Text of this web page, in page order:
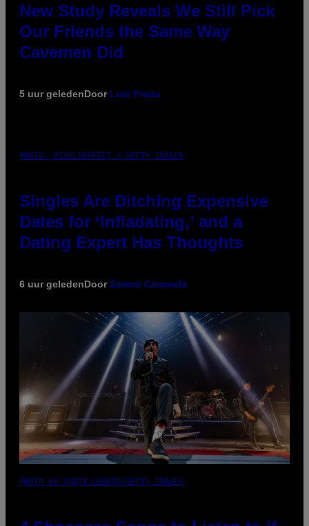
New Study Reveals We Still Pick
Our Friends the Same Way
Cavemen Did
5 uur geledenDoor Luis Prada
PHOTO: PIXELSEFFECT / GETTY IMAGES
Singles Are Ditching Expensive
Dates for ‘Infladating,’ and a
Dating Expert Has Thoughts
6 uur geledenDoorSammi Caramela
PHOTO BY SCOTT LEGATO/GETTY IMAGES